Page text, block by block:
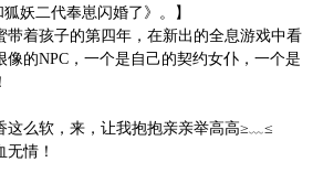
妖二代奉崽闪婚了》。】
带着孩子的第四年，在新出的全息游戏中看
的NPC，一个是自己的契约女仆，一个是
这么软，来，让我抱抱亲亲举高高≥﹏≤
情！